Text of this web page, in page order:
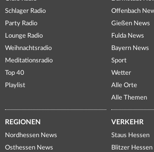
Schlager Radio
Party Radio
Lounge Radio
Weihnachtsradio
Meditationsradio
Top 40
Playlist
Offenbach
Gießen News
Fulda News
Bayern News
Sport
Wetter
Alle Orte
Alle Themen
REGIONEN
Nordhessen News
Osthessen News
VERKEHR
Staus Hessen
Blitzer Hessen